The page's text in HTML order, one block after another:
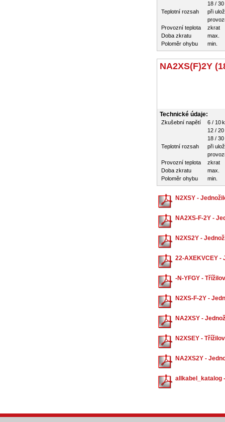
18 / 30
Teplotní rozsah
při
Provozní teplota
zkrat
Doba zkratu
max.
Poloměr ohybu
min.
NA2XS(F)2Y
Technické údaje:
Zkušební napětí
6 / 10
12 / 20
18 / 30
Teplotní rozsah
při
Provozní teplota
zkrat
Doba zkratu
max.
Poloměr ohybu
min.
N2XSY -
NA2XS-F-2Y -
N2XS2Y -
22-AXEKVCEY -
-N-YFGY -
N2XS-F-2Y -
NA2XSY -
N2XSEY -
NA2XS2Y -
allkabel_katalog